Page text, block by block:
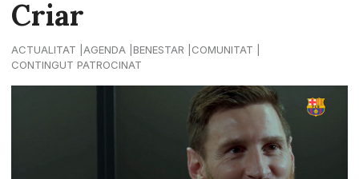
Criar
ACTUALITAT AGENDA BENESTAR
COMUNITAT
CONTINGUT PATROCINAT